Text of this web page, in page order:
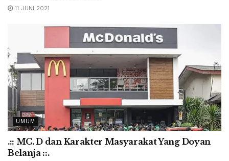
11 JUNI 2021
UMUM
.:: MC. D dan Karakter Masyarakat Yang Doyan
Belanja ::.